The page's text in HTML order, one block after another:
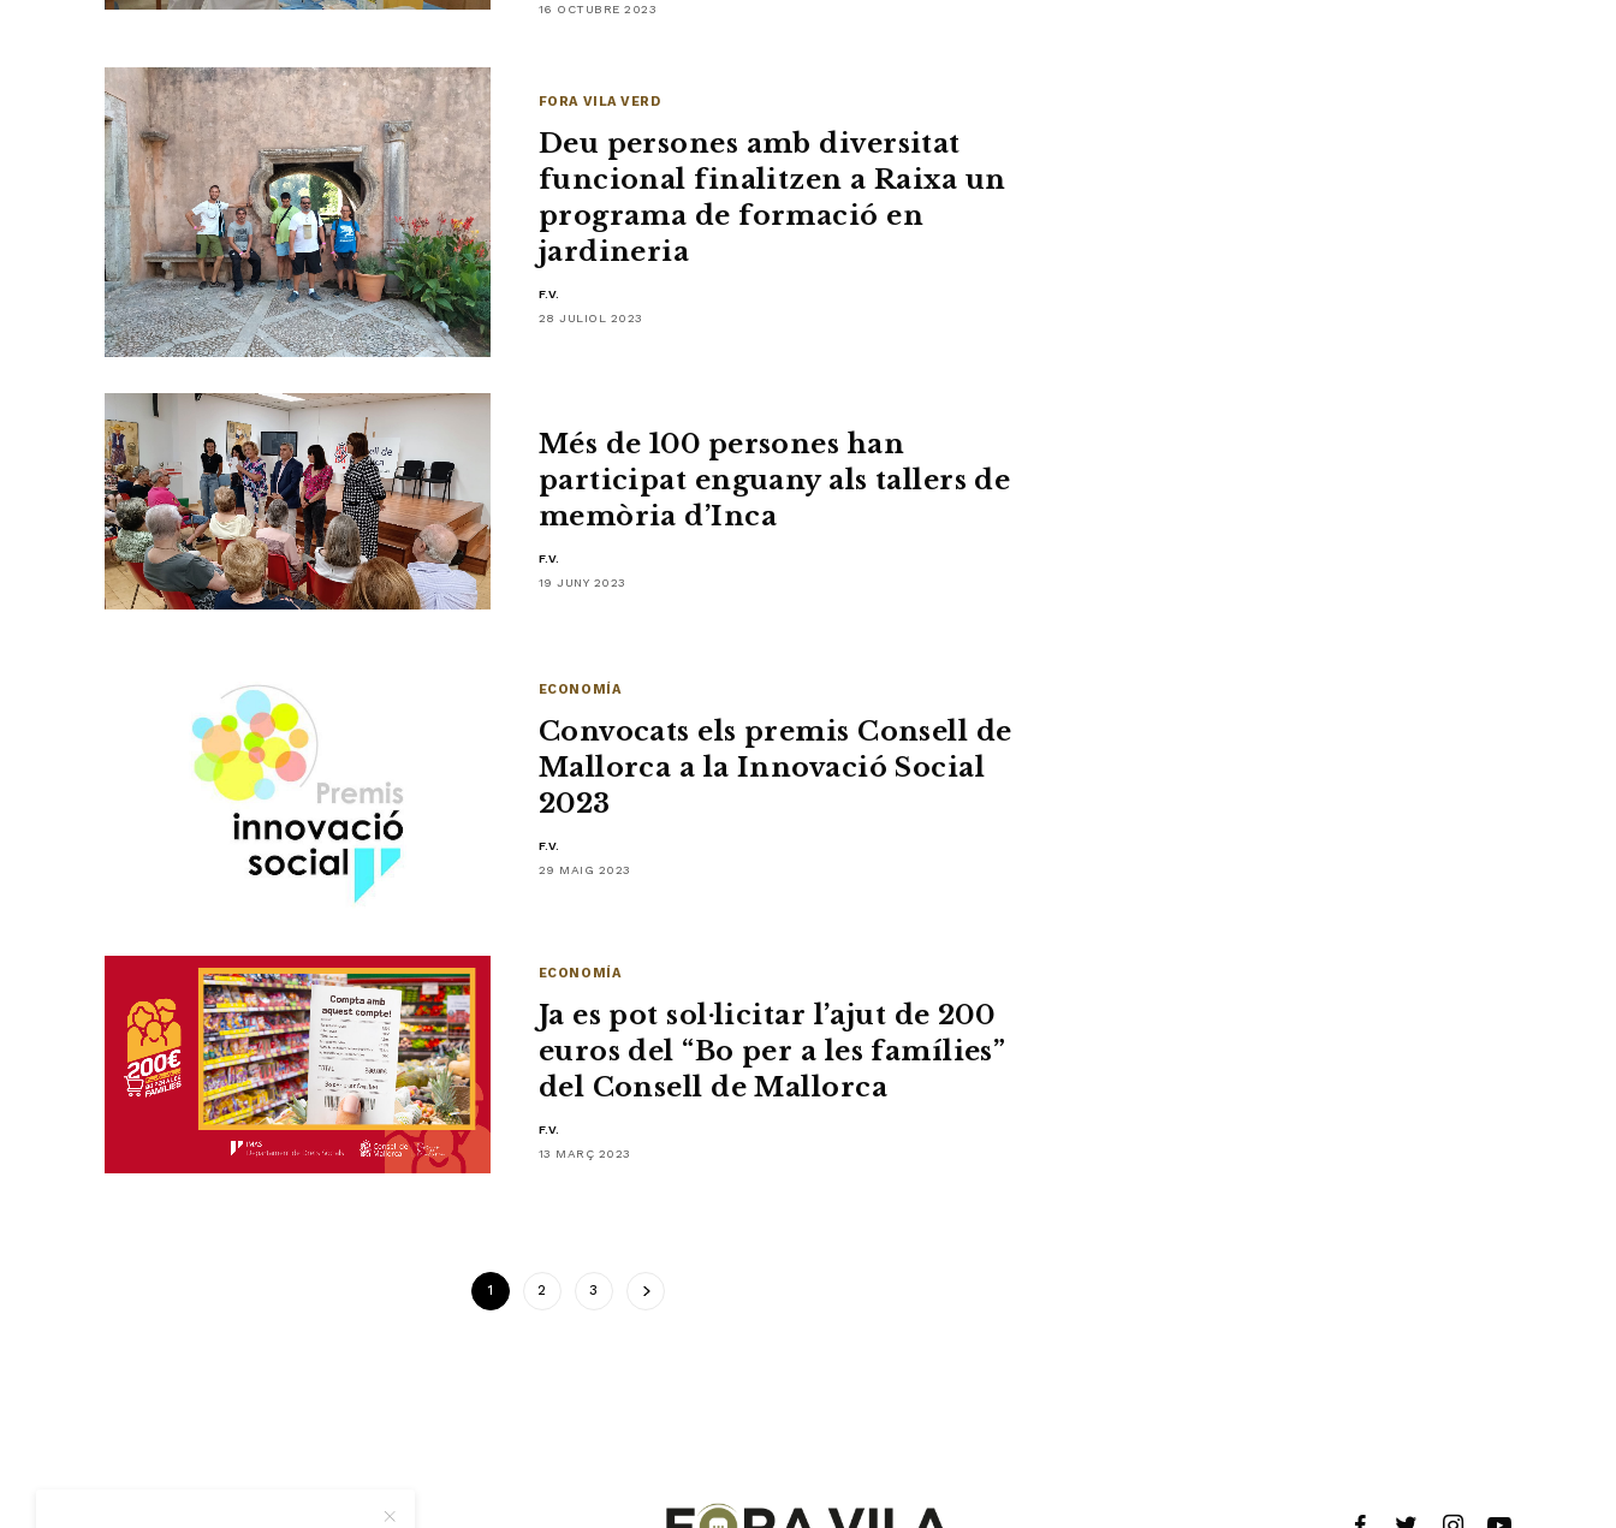
16 OCTUBRE 2023
FORA VILA VERD
Deu persones amb diversitat
funcional finalitzen a Raixa un
programa de formació en
jardineria
F.V.
28 JULIOL 2023
Més de 100 persones han
participat enguany als tallers de
memòria d’Inca
F.V.
19 JUNY 2023
ECONOMÍA
Convocats els premis Consell de
Mallorca a la Innovació Social
2023
F.V.
29 MAIG 2023
ECONOMÍA
Ja es pot sol·licitar l’ajut de 200
euros del “Bo per a les famílies”
del Consell de Mallorca
F.V.
13 MARÇ 2023
1 2 3